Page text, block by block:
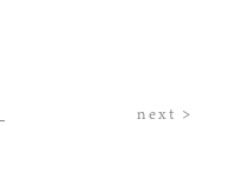
next >